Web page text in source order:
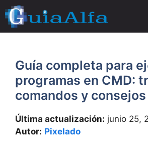
Saltar
al
contenido
Guía completa para
programas en CMD:
comandos y consejos
Última actualización: junio 25,
Autor: Pixelado